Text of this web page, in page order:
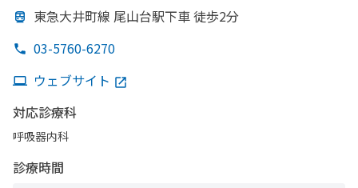
東急大井町線 尾山台駅下車 徒歩2分
03-5760-6270
ウェブサイト
対応診療科
呼吸器内科
診療時間